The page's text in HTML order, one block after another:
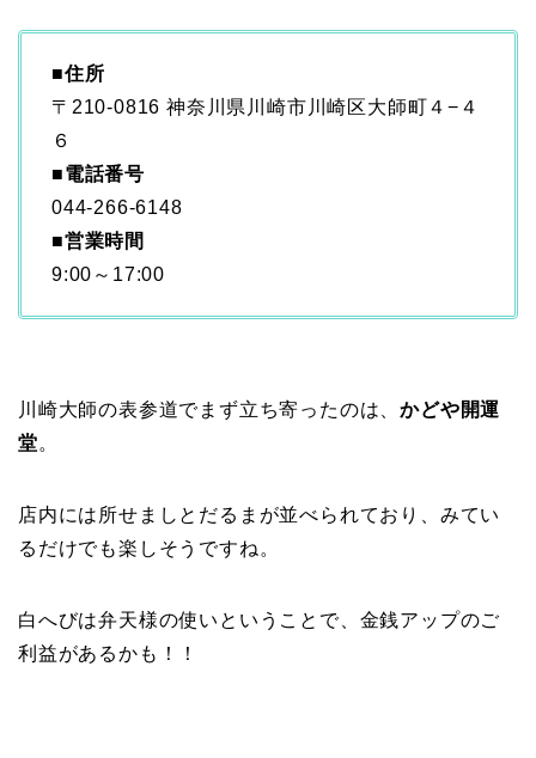
■住所
〒210-0816 神奈川県川崎市川崎区大師町４−４
６
■電話番号
044-266-6148
■営業時間
9:00～17:00
川崎大師の表参道でまず立ち寄ったのは、かどや開運
堂。
店内には所せましとだるまが並べられており、みてい
るだけでも楽しそうですね。
白へびは弁天様の使いということで、金銭アップのご
利益があるかも！！